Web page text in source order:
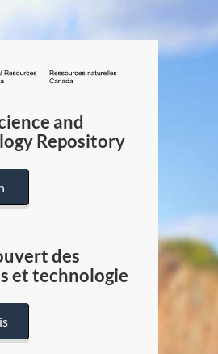
/
Canada
and
Repository
des
et technologie